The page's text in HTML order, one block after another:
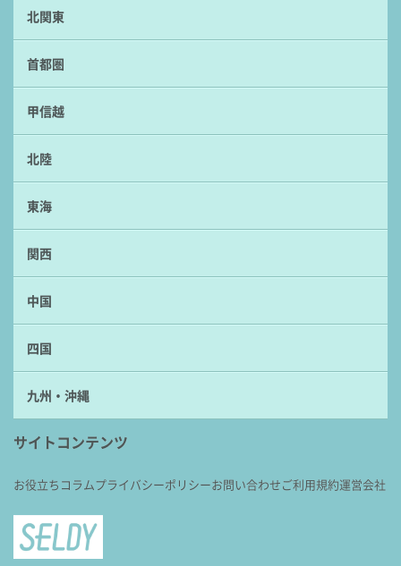
北関東
首都圏
甲信越
北陸
東海
関西
中国
四国
九州・沖縄
サイトコンテンツ
お役立ちコラムプライバシーポリシーお問い合わせご利用規約運営会社